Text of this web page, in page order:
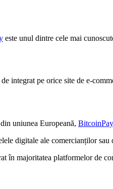
este unul dintre cele mai
integrat pe orice site de e-
uniunea Europeană, BitcoinPay
digitale ale comercianților sau
în majoritatea platformelor de